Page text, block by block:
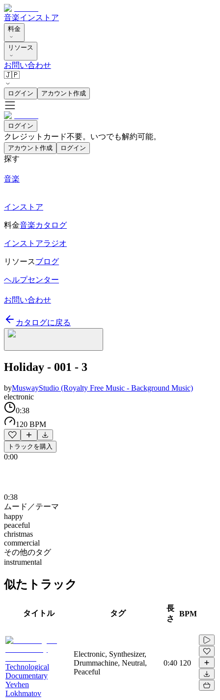
音楽インストア
料金
リソース
お問い合わせ
🇯🇵
ログイン アカウント作成
ログイン
クレジットカード不要。いつでも解約可能。
アカウント作成 ログイン
探す
音楽
インストア
料金音楽カタログ
インストアラジオ
リソースブログ
ヘルプセンター
お問い合わせ
カタログに戻る
Holiday - 001 - 3
byMuswayStudio (Royalty Free Music - Background Music)
electronic
0:38
120 BPM
トラックを購入
0:00
0:38
ムード／テーマ
happy
peaceful
christmas
commercial
その他のタグ
instrumental
似たトラック
タイトル タグ
長
さ
BPM
Technological
Documentary
Yevhen
Lokhmatov
Electronic, Synthesizer,
Drummachine, Neutral,
Peaceful
0:40 120